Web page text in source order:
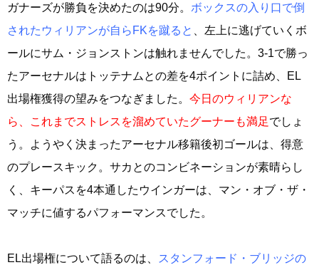
ガナーズが勝負を決めたのは90分。 ボックスの入り口で倒
されたウィリアンが自らFKを蹴ると
、左上に逃げていくボ
ールにサム・ジョンストンは触れませんでした。3-1で勝っ
たアーセナルはトッテナムとの差を4ポイントに詰め、EL
出場権獲得の望みをつなぎました。 今日のウィリアンな
ら、これまでストレスを溜めていたグーナーも満足でしょ
う。ようやく決まったアーセナル移籍後初ゴールは、得意
のプレースキック。サカとのコンビネーションが素晴らし
く、キーパスを4本通したウインガーは、マン・オブ・ザ・
マッチに値するパフォーマンスでした。
EL出場権について語るのは、
スタンフォード・ブリッジの